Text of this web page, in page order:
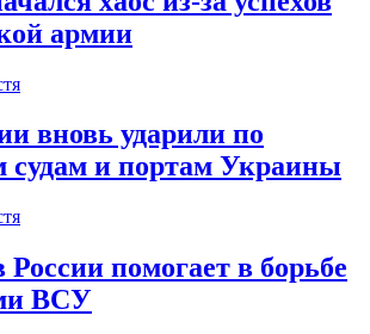
армии
вновь ударили по
судам и портам Украины
России помогает в борьбе
ВСУ